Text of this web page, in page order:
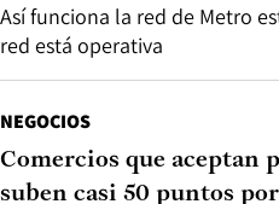
Así funciona la red de Metro
red está operativa
NEGOCIOS
Comercios que aceptan
suben casi 50 puntos